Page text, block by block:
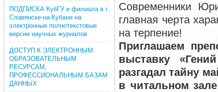
ПОДПИСКА КубГУ и филиала в г.
Славянске-на-Кубани на
электронные полнотекстовые
версии научных журналов
ДОСТУП К ЭЛЕКТРОННЫМ
ОБРАЗОВАТЕЛЬНЫМ
РЕСУРСАМ,
ПРОФЕССИОНАЛЬНЫМ БАЗАМ
ДАННЫХ
Современники
главная черта
на терпение!
Приглашаем
выставку
разгадал тайну
в читальном